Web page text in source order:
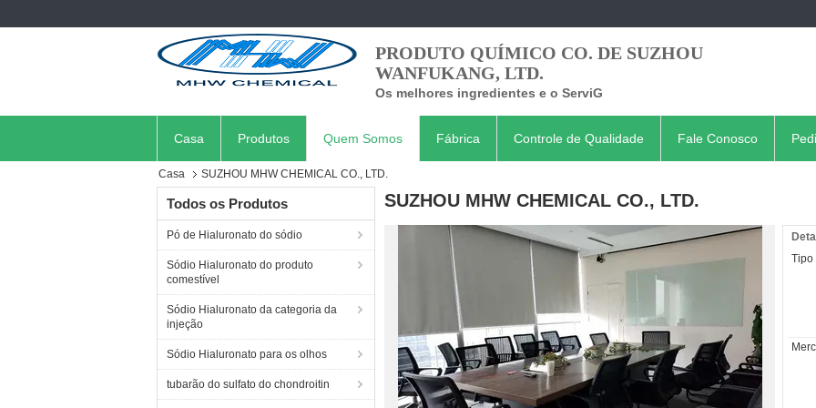
PRODUTO QUÍMICO CO. DE SUZHOU
WANFUKANG, LTD.
Os melhores ingredientes e o ServiG
Casa Produtos Quem Somos Fábrica Controle de Qualidade Fale Conosco
Casa SUZHOU MHW CHEMICAL CO., LTD.
Todos os Produtos
Pó de Hialuronato do sódio
Sódio Hialuronato do produto
comestível
Sódio Hialuronato da categoria da
injeção
Sódio Hialuronato para os olhos
tubarão do sulfato do chondroitin
SUZHOU MHW CHEMICAL CO., LTD.
Tipo